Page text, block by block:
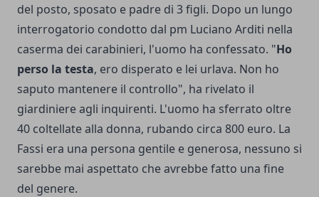
del posto, sposato e padre di 3 figli. Dopo un lungo
interrogatorio condotto dal pm Luciano Arditi nella
caserma dei carabinieri, l'uomo ha confessato. "Ho
perso la testa, ero disperato e lei urlava. Non ho
saputo mantenere il controllo", ha rivelato il
giardiniere agli inquirenti. L'uomo ha sferrato oltre
40 coltellate alla donna, rubando circa 800 euro. La
Fassi era una persona gentile e generosa, nessuno si
sarebbe mai aspettato che avrebbe fatto una fine
del genere.